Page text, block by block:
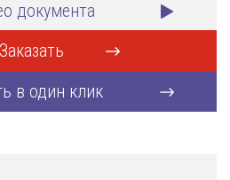
документа
Заказать
в один клик